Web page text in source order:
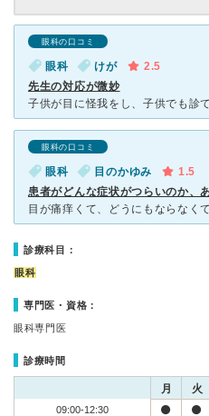
眼科の口コミ
眼科 けが
2.5
先生の対応が微妙
眼科の口コミ
眼科 目のかゆみ
1.5
患者がどんな症状がつらいのか、
診療科目：
眼科
専門医・資格：
眼科専門医
診療時間
月 火
09:00-12:30